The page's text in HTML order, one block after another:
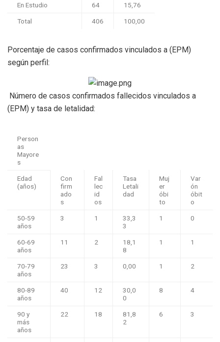
En Estudio 64 15,76
Total 406 100,00
Porcentaje de casos confirmados vinculados a (EPM)
según perfil:
Número de casos confirmados fallecidos vinculados a
(EPM) y tasa de letalidad:
Person
as
Mayore
s
Edad
(años)
Con
firm
ado
s
Fal
lec
id
os
Tasa
Letali
dad
Muj
er
óbi
to
Var
ón
óbit
o
50-59
años
3 1
33,3
3
1 0
60-69
años
11 2
18,1
8
1 1
70-79
años
23 3 0,00 1 2
80-89
años
40 12
30,0
0
8 4
90 y
más
años
22 18
81,8
2
6 3